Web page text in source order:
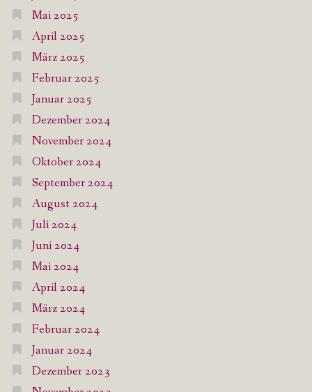
Mai 2025
April 2025
März 2025
Februar 2025
Januar 2025
Dezember 2024
November 2024
Oktober 2024
September 2024
August 2024
Juli 2024
Juni 2024
Mai 2024
April 2024
März 2024
Februar 2024
Januar 2024
Dezember 2023